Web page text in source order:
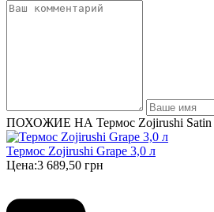
ПОХОЖИЕ НА Термос Zojirushi Satin
Термос Zojirushi Grape 3,0 л
Цена:3 689,50 грн